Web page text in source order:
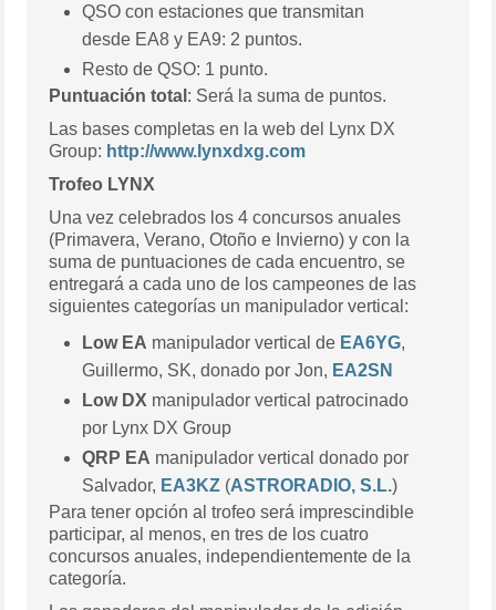
QSO con estaciones que transmitan
desde EA8 y EA9: 2 puntos.
Resto de QSO: 1 punto.
Puntuación total : Será la suma de puntos.
Las bases completas en la web del Lynx DX
Group: http://www.lynxdxg.com
Trofeo LYNX
Una vez celebrados los 4 concursos anuales
(Primavera, Verano, Otoño e Invierno) y con la
suma de puntuaciones de cada encuentro, se
entregará a cada uno de los campeones de las
siguientes categorías un manipulador vertical:
Low EA manipulador vertical de EA6YG,
Guillermo, SK, donado por Jon, EA2SN
Low DX manipulador vertical patrocinado
por Lynx DX Group
QRP EA manipulador vertical donado por
Salvador, EA3KZ (ASTRORADIO, S.L.)
Para tener opción al trofeo será imprescindible
participar, al menos, en tres de los cuatro
concursos anuales, independientemente de la
categoría.